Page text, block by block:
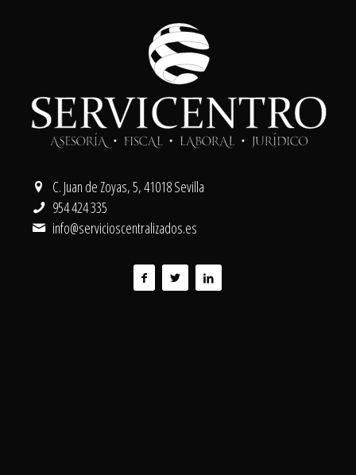
C. Juan de Zoyas, 5, 41018 Sevilla
954 424 335
info@servicioscentralizados.es